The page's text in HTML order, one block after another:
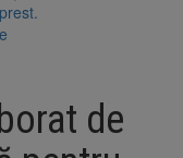
de